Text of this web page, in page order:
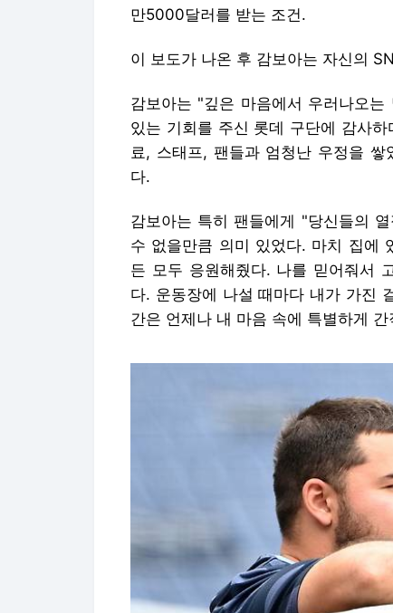
만5000달러를 받는 조건.
이 보도가 나온 후 감보아는 자신의
감보아는 "깊은 마음에서 우러나오
있는 기회를 주신 롯데 구단에 감사
료, 스태프, 팬들과 엄청난 우정을
다.
감보아는 특히 팬들에게 "당신들의
수 없을만큼 의미 있었다. 마치 집에
든 모두 응원해줬다. 나를 믿어줘서
다. 운동장에 나설 때마다 내가 가진
간은 언제나 내 마음 속에 특별하게